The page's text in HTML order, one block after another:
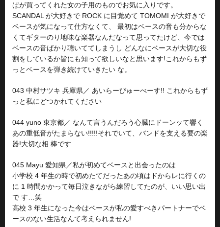
ぱが買ってくれた女の子用のものでお気に入りです。
SCANDAL が大好きで ROCK に目覚めて TOMOMI が大好きで
ベースが気になって仕方なくて、 最初はベースの音も分からな
くてギターのり地味な楽器なんだなって思ってたけど、今では
ベースの音ばかり聴いててしまうし どんなにベースが大切な役
割をしているか皆にも知って欲しいなと思います!これからもず
っとベースを弾き続けていきたい な。
043 中村サツキ 兵庫県／ あいらーびゅーべーす!! これからもず
っと私にどつかれてください
044 yuno 東京都／ なんて言うんだろう心臓にドーンッて響く
あの重低音がたまらない!!!!!それでいて、バンドを支える要の楽
器!大切な相 棒です
045 Mayu 愛知県／私が初めてベースと出会ったのは
小学校 4 年生の時で初めたてだったあの頃はドからレに行くの
に 1 時間かかって毎日泣きながら練習してたのが、いい思い出
で す…笑
高校 3 年生になった今はベースが私の愛すべきパートナーでベ
ースのない生活なんて考えられません!